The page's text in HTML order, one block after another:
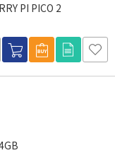
PI PICO 2